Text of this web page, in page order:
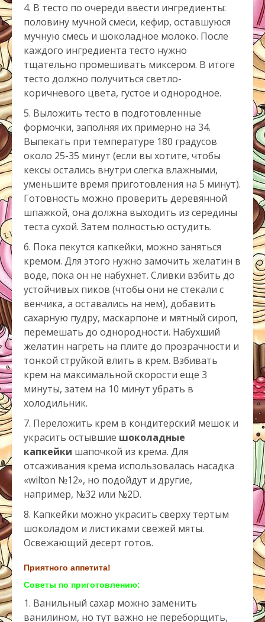
В тесто по очереди ввести ингредиенты:
половину мучной смеси, кефир, оставшуюся
мучную смесь и шоколадное молоко. После
каждого ингредиента тесто нужно
тщательно промешивать миксером. В итоге
тесто должно получиться светло-
коричневого цвета, густое и однородное.
Выложить тесто в подготовленные
формочки, заполняя их примерно на 34.
Выпекать при температуре 180 градусов
около 25-35 минут (если вы хотите, чтобы
кексы остались внутри слегка влажными,
уменьшите время приготовления на 5 минут).
Готовность можно проверить деревянной
шпажкой, она должна выходить из середины
теста сухой. Затем полностью остудить.
Пока пекутся капкейки, можно заняться
кремом. Для этого нужно замочить желатин в
воде, пока он не набухнет. Сливки взбить до
устойчивых пиков (чтобы они не стекали с
венчика, а оставались на нем), добавить
сахарную пудру, маскарпоне и мятный сироп,
перемешать до однородности. Набухший
желатин нагреть на плите до прозрачности и
тонкой струйкой влить в крем. Взбивать
крем на максимальной скорости еще 3
минуты, затем на 10 минут убрать в
холодильник.
Переложить крем в кондитерский мешок и
украсить остывшие шоколадные
капкейки шапочкой из крема. Для
отсаживания крема использовалась насадка
«wilton №12», но подойдут и другие,
например, №32 или №2D.
Капкейки можно украсить сверху тертым
шоколадом и листиками свежей мяты.
Освежающий десерт готов.
Приятного аппетита!
Советы по приготовлению:
1. Ванильный сахар можно заменить
ванилином, но тут важно не переборщить,